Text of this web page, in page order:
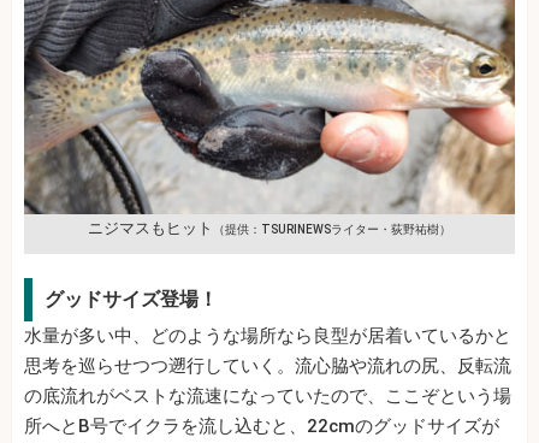
ニジマスもヒット （提供：TSURINEWSライター・荻野祐樹）
グッドサイズ登場！
水量が多い中、どのような場所なら良型が居着いているかと
思考を巡らせつつ遡行していく。流心脇や流れの尻、反転流
の底流れがベストな流速になっていたので、ここぞという場
所へとB号でイクラを流し込むと、22cmのグッドサイズが